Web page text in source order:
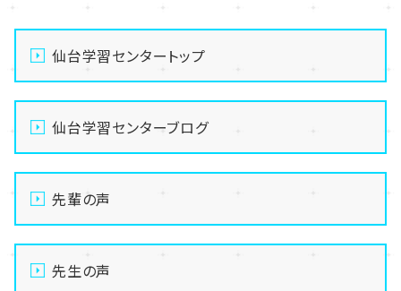
仙台学習センタートップ
仙台学習センターブログ
先輩の声
先生の声